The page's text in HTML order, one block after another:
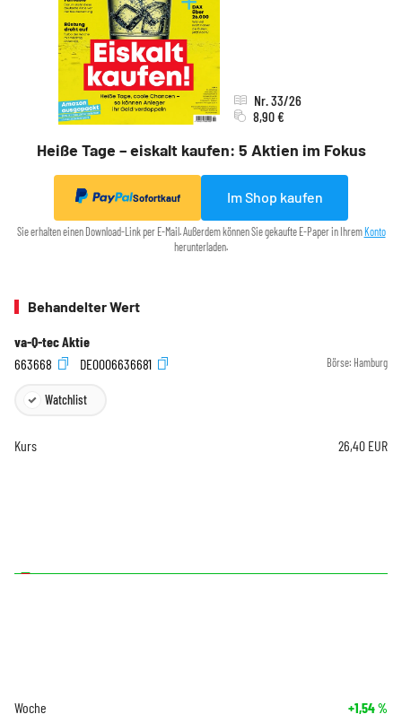
Heiße Tage – eiskalt kaufen: 5 Aktien im Fokus
Nr. 33/26
8,90 €
Sofortkauf Im Shop kaufen
Sie erhalten einen Download-Link per E-Mail. Außerdem können Sie gekaufte E-Paper in IhremKonto
herunterladen.
Behandelter Wert
va-Q-tec Aktie
663668
DE0006636681 Börse: Hamburg
Watchlist
Kurs 26,40 EUR
Woche +1,54%